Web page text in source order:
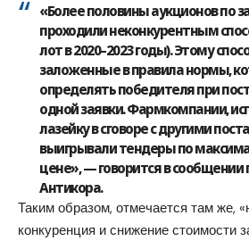
«Более половины аукционов по
проходили неконкурентным
лот в 2020–2023 годы). Этому
заложенные в правила нормы,
определять победителя при
одной заявки. Фармкомпании,
лазейку в сговоре с другими
выигрывали тендеры по
цене», — говорится в сообщении
Антикора.
Таким образом, отмечается там же,
конкуренция и снижение стоимости